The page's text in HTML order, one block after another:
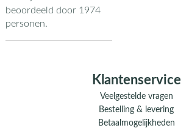
beoordeeld door 1974
personen.
Klantenservice
Veelgestelde vragen
Bestelling & levering
Betaalmogelijkheden